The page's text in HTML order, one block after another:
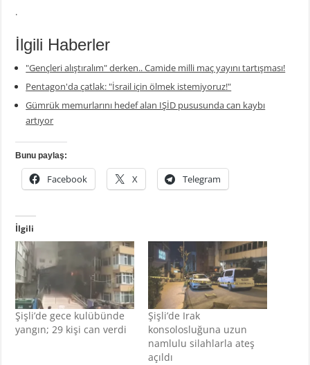
.
İlgili Haberler
"Gençleri alıştıralım" derken.. Camide milli maç yayını tartışması!
Pentagon'da çatlak: "İsrail için ölmek istemiyoruz!"
Gümrük memurlarını hedef alan IŞİD pususunda can kaybı
artıyor
Bunu paylaş:
Facebook X Telegram
İlgili
Şişli’de gece kulübünde
yangın; 29 kişi can verdi
Şişli’de Irak
konsolosluğuna uzun
namlulu silahlarla ateş
açıldı